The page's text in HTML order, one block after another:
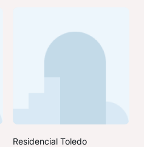
Residencial Toledo